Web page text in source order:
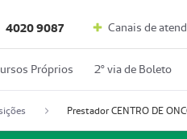
4020 9087 Canais de
Próprios 2º via de Boleto
Prestador CENTRO DE